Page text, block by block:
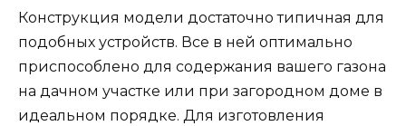
Конструкция модели достаточно типичная для
подобных устройств. Все в ней оптимально
приспособлено для содержания вашего газона
на дачном участке или при загородном доме в
идеальном порядке. Для изготовления